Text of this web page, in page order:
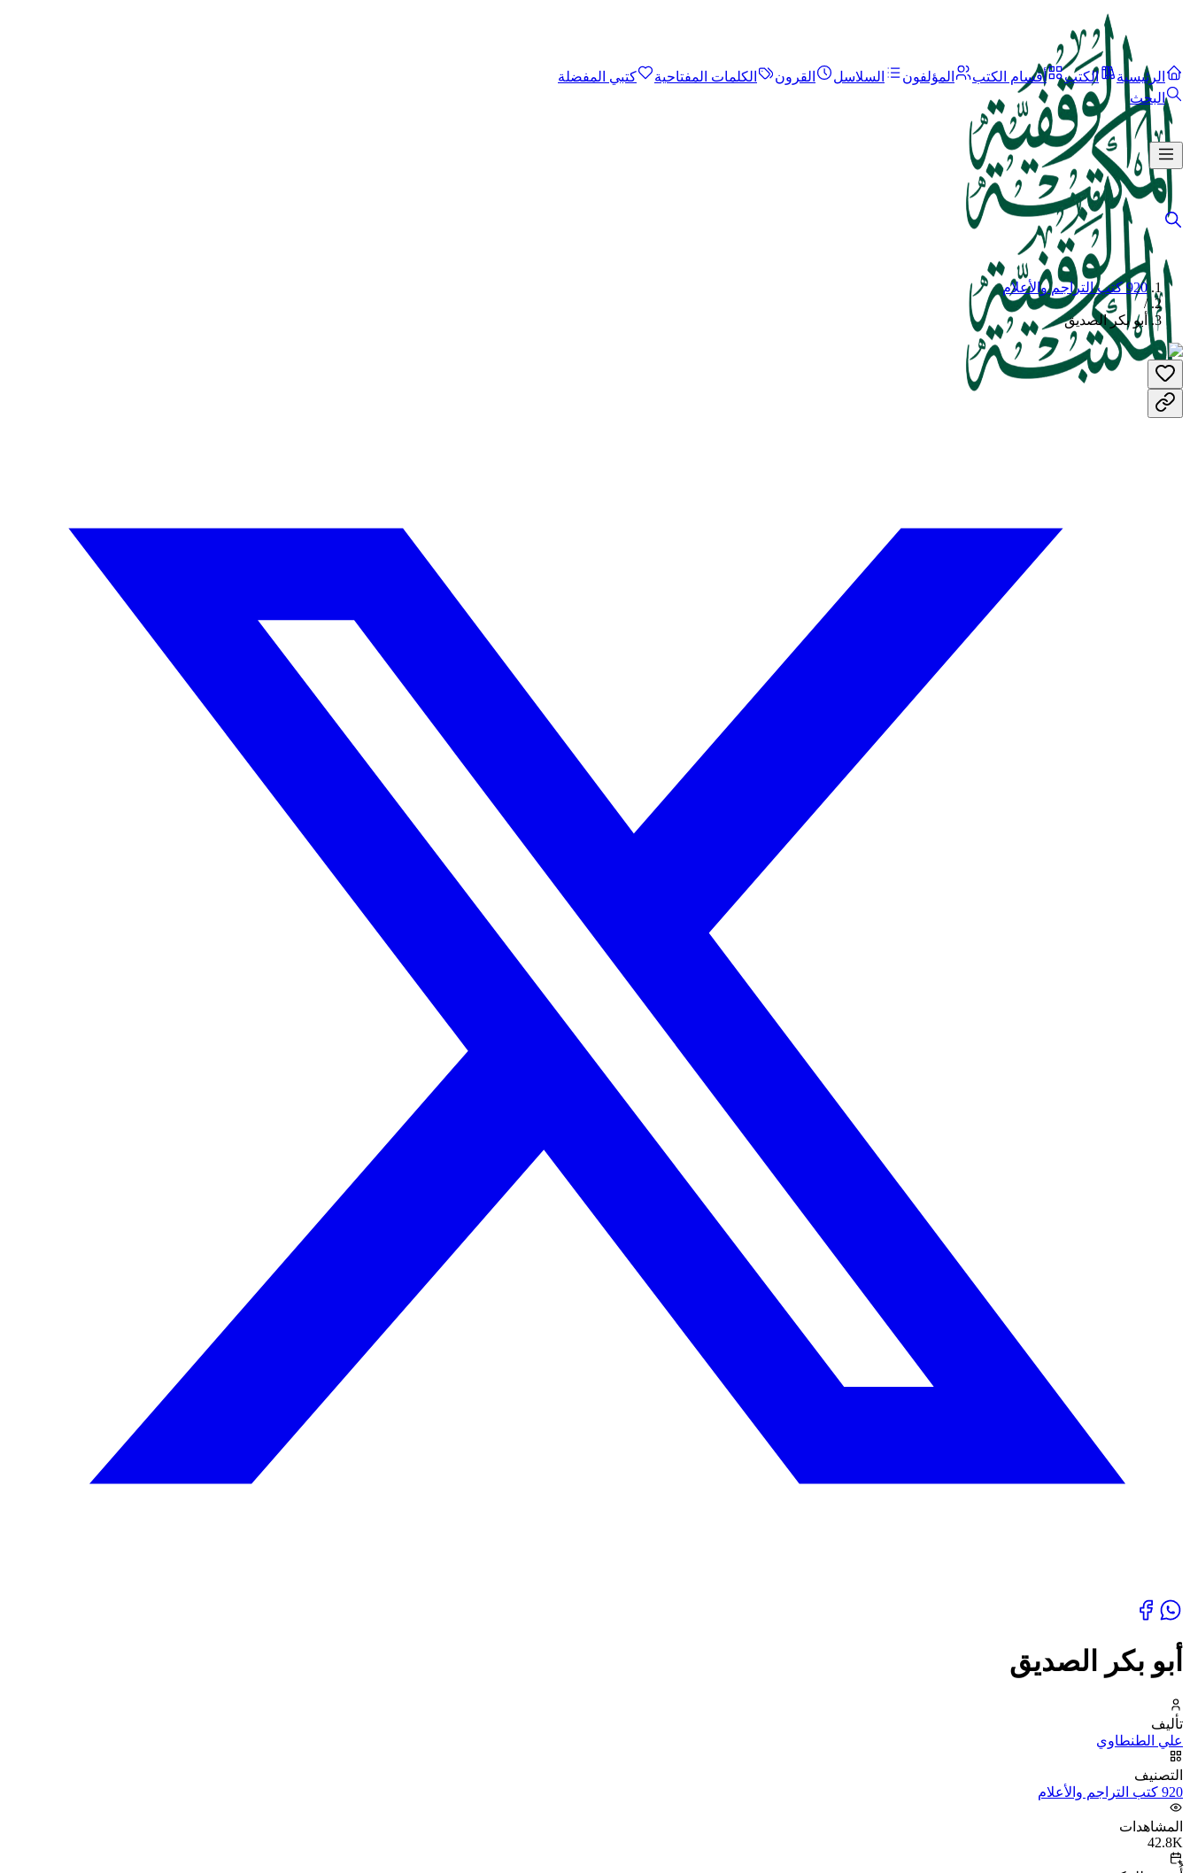
الرئيسية الكتب أقسام الكتب المؤلفون السلاسل القرون الكلمات المفتاحية
كتبي المفضلة
البحث
920 كتب التراجم والأعلام
/
أبو بكر الصديق
أبو بكر الصديق
تأليف
علي الطنطاوي
التصنيف
920 كتب التراجم والأعلام
المشاهدات
42.8K